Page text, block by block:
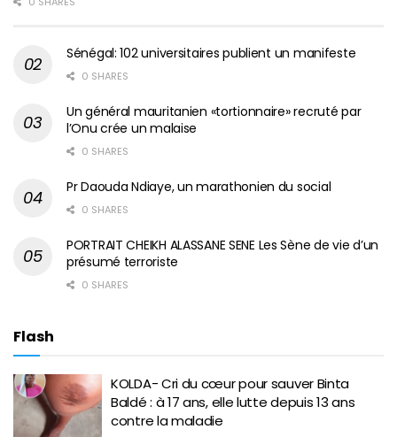
Sénégal: 102 universitaires publient un manifeste
0 SHARES
Un général mauritanien «tortionnaire» recruté par
l’Onu crée un malaise
0 SHARES
Pr Daouda Ndiaye, un marathonien du social
0 SHARES
PORTRAIT CHEIKH ALASSANE SENE Les Sène de vie d’un
présumé terroriste
0 SHARES
Flash
KOLDA- Cri du cœur pour sauver Binta
Baldé : à 17 ans, elle lutte depuis 13 ans
contre la maladie